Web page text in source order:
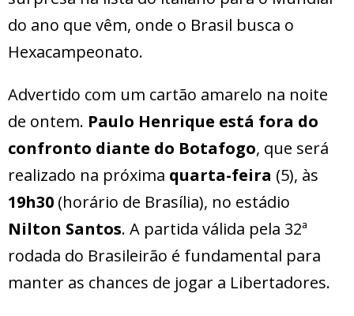
do ano que vêm, onde o Brasil busca o
Hexacampeonato.
Advertido com um cartão amarelo na noite
de ontem. Paulo Henrique está fora do
confronto diante do Botafogo, que será
realizado na próxima quarta-feira (5), às
19h30 (horário de Brasília), no estádio
Nilton Santos. A partida válida pela 32ª
rodada do Brasileirão é fundamental para
manter as chances de jogar a Libertadores.